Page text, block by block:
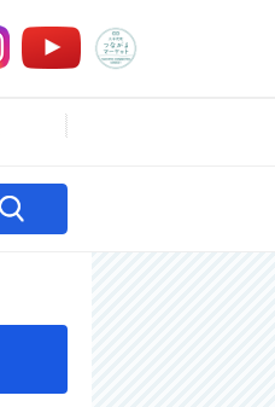
町X
八千代町Instagram八千代町YouTube